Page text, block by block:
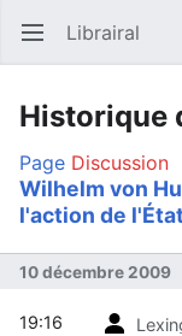
Ouvrir le menu principal Librairal
Historique
Page Discussion
Wilhelm von
l'action de
10 décembre 2009
19:16